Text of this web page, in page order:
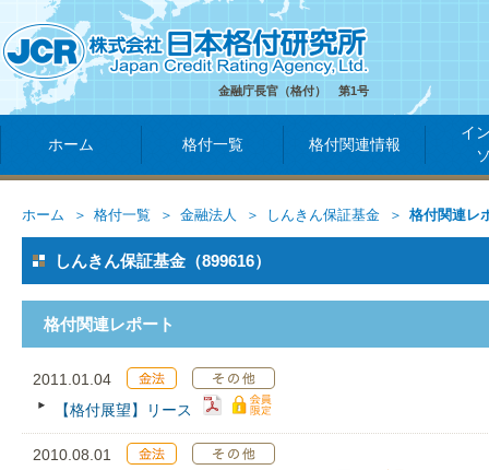
金融庁長官（格付） 第1号
ホーム 格付一覧 格付関連情報
イ
ホーム 格付一覧 金融法人 しんきん保証基金 格付関連レ
しんきん保証基金（899616）
格付関連レポート
2011.01.04
【格付展望】リース
2010.08.01